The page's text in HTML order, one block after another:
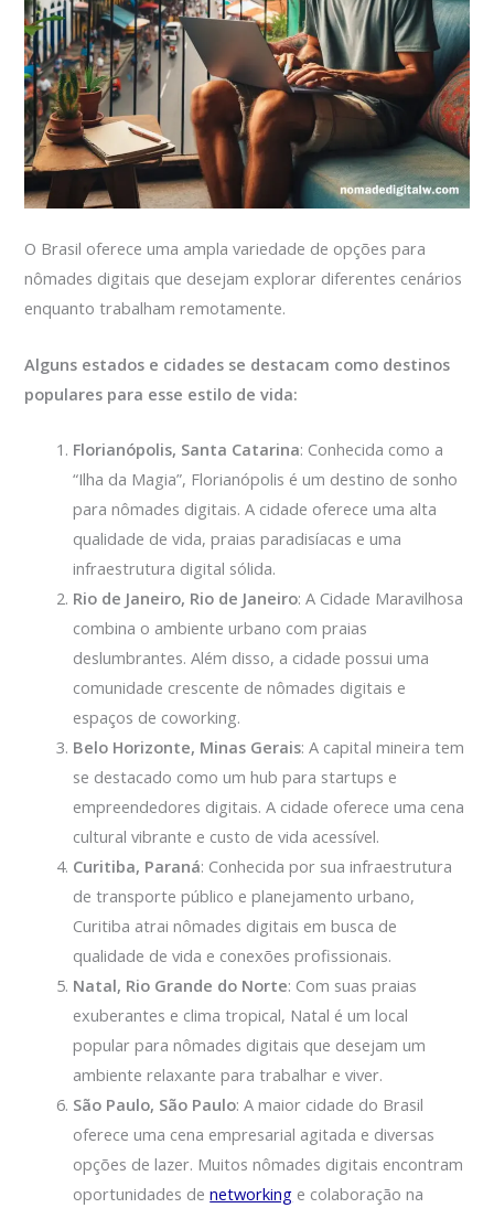
O Brasil oferece uma ampla variedade de opções para
nômades digitais que desejam explorar diferentes cenários
enquanto trabalham remotamente.
Alguns estados e cidades se destacam como destinos
populares para esse estilo de vida:
Florianópolis, Santa Catarina: Conhecida como a
“Ilha da Magia”, Florianópolis é um destino de sonho
para nômades digitais. A cidade oferece uma alta
qualidade de vida, praias paradisíacas e uma
infraestrutura digital sólida.
Rio de Janeiro, Rio de Janeiro: A Cidade Maravilhosa
combina o ambiente urbano com praias
deslumbrantes. Além disso, a cidade possui uma
comunidade crescente de nômades digitais e
espaços de coworking.
Belo Horizonte, Minas Gerais: A capital mineira tem
se destacado como um hub para startups e
empreendedores digitais. A cidade oferece uma cena
cultural vibrante e custo de vida acessível.
Curitiba, Paraná: Conhecida por sua infraestrutura
de transporte público e planejamento urbano,
Curitiba atrai nômades digitais em busca de
qualidade de vida e conexões profissionais.
Natal, Rio Grande do Norte: Com suas praias
exuberantes e clima tropical, Natal é um local
popular para nômades digitais que desejam um
ambiente relaxante para trabalhar e viver.
São Paulo, São Paulo: A maior cidade do Brasil
oferece uma cena empresarial agitada e diversas
opções de lazer. Muitos nômades digitais encontram
oportunidades denetworking e colaboração na